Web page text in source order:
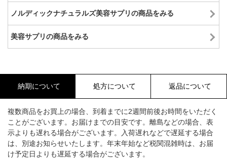
ノルディックナチュラルズ美容サプリの商品をみる
美容サプリの商品をみる
納期について 処方について 返品について
複数商品をお買上の場合、到着までに2週間前後お時間をいただく
ことがございます。お届けまでの目安です。離島などの場合、表
示よりも遅れる場合がございます。入荷遅れなどで遅延する場合
は、別途お知らせいたします。年末年始など税関混雑時は、お届
け予定日よりも遅延する場合がございます。